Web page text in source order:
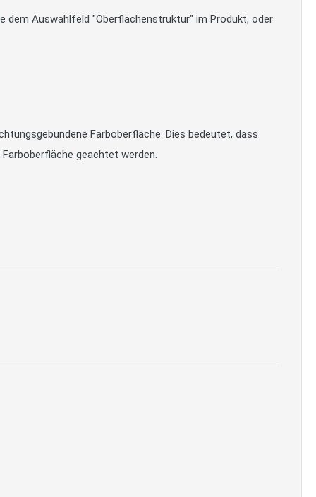
dem Auswahlfeld "Oberflächenstruktur" im Produkt, oder
Farboberfläche. Dies bedeutet, dass
geachtet werden.